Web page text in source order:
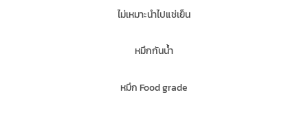
ไม่เหมาะนำไปแช่เย็น
หมึกกันน้ำ
หมึก Food grade